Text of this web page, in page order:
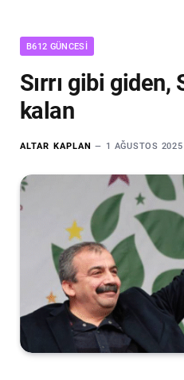
B612 GÜNCESI
Sırrı gibi giden,
kalan
ALTAR KAPLAN 1 AĞUSTOS 2025